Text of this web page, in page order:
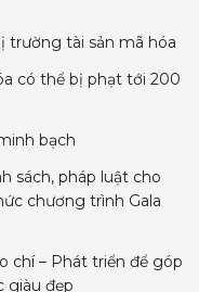
trường tài sản mã hóa
có thể bị phạt tới 200
bạch
sách, pháp luật cho
chương trình Gala
chí – Phát triển để góp
giàu đẹp